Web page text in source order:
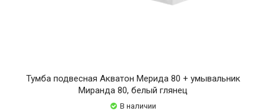
Тумба подвесная Акватон Мерида 80 + умывальник
Миранда 80, белый глянец
В наличии